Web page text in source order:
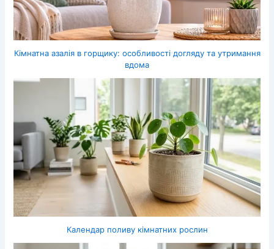
Кімнатна азалія в горщику: особливості догляду та утримання
вдома
Календар поливу кімнатних рослин